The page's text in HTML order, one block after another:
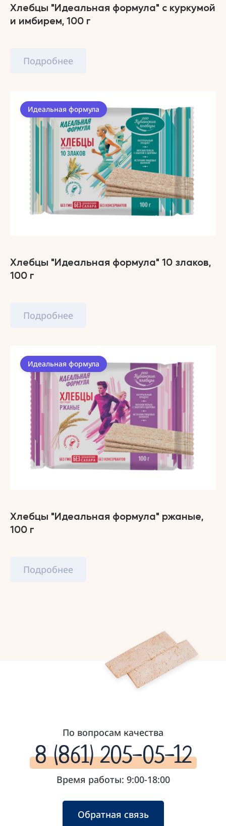
Хлебцы "Идеальная формула" с куркумой
и имбирем, 100 г
Подробнее
Идеальная формула
Хлебцы "Идеальная формула" 10 злаков,
100 г
Подробнее
Идеальная формула
Хлебцы "Идеальная формула" ржаные,
100 г
Подробнее
По вопросам качества
8 (861) 205-05-12
Время работы: 9:00-18:00
Обратная связь